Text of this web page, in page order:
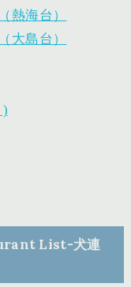
熱海台）
大島台）
)
List-犬連